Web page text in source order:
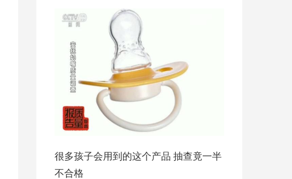
很多孩子会用到的这个产品 抽查竟一半
不合格